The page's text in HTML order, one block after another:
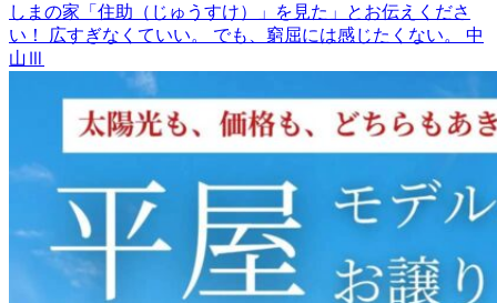
しまの家「住助（じゅうすけ）」を見た」とお伝えくださ
い！ 広すぎなくていい。 でも、窮屈には感じたくない。 中
山Ⅲ